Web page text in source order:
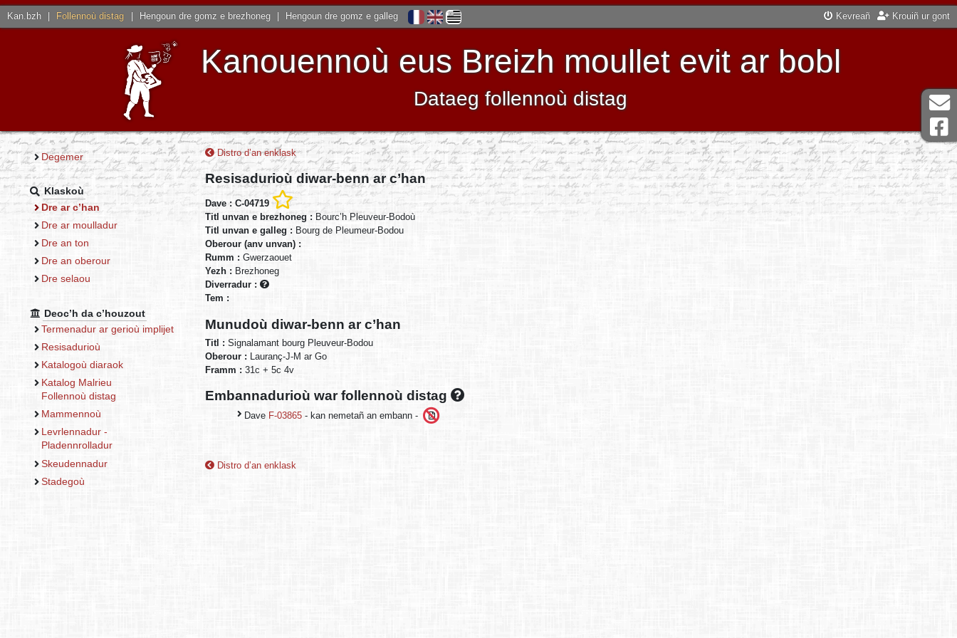
Kan.bzh Follennoù distag Hengoun dre gomz e brezhoneg Hengoun dre gomz e galleg Kevreañ Krouiñ ur gont
Kanouennoù eus Breizh moullet evit ar bobl
Dataeg follennoù distag
Degemer
Klaskoù
Dre ar c’han
Dre ar moulladur
Dre an ton
Dre an oberour
Dre selaou
Deoc’h da c’houzout
Termenadur ar gerioù implijet
Resisadurioù
Katalogoù diaraok
Katalog Malrieu
Follennoù distag
Mammennoù
Levrlennadur -
Pladennrolladur
Skeudennadur
Stadegoù
Distro d’an enklask
Resisadurioù diwar-benn ar c’han
Dave : C-04719
Titl unvan e brezhoneg : Bourc’h Pleuveur-Bodoù
Titl unvan e galleg : Bourg de Pleumeur-Bodou
Oberour (anv unvan) :
Rumm : Gwerzaouet
Yezh : Brezhoneg
Diverradur :
Tem :
Munudoù diwar-benn ar c’han
Titl : Signalamant bourg Pleuveur-Bodou
Oberour : Lauranç-J-M ar Go
Framm : 31c + 5c 4v
Embannadurioù war follennoù distag
Dave F-03865 - kan nemetañ an embann -
Distro d’an enklask